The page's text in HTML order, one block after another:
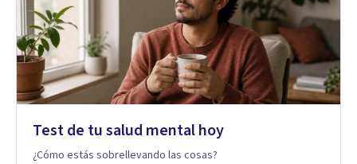
Test de tu salud mental hoy
¿Cómo estás sobrellevando las cosas?